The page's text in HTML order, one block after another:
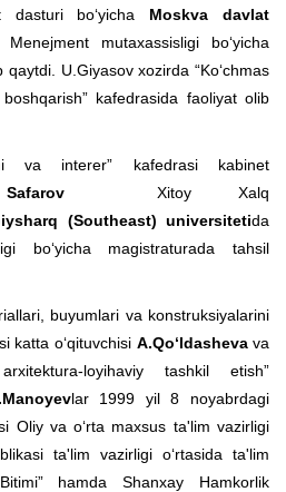
dasturi bo‘yicha Moskva davlat
Menejment mutaxassisligi bo‘yicha
U.Giyasov xozirda “Ko‘chmas
kafedrasida faoliyat olib
va interer” kafedrasi kabinet
SafarovXitoy Xalq
(Southeast) universitetida
bo‘yicha magistraturada tahsil
buyumlari va konstruksiyalarini
katta o‘qituvchisi A.Qo‘ldashevava
loyihaviy tashkil etish”
yevlar 1999 yil 8 noyabrdagi
Oliy va o‘rta maxsus ta'lim vazirligi
ta'lim vazirligi o‘rtasida ta'lim
hamda Shanxay Hamkorlik